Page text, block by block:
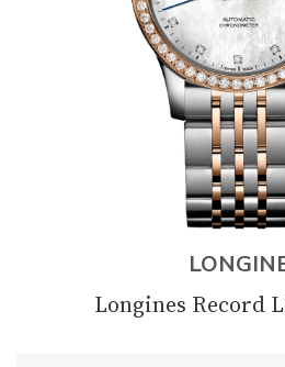
Longines Record